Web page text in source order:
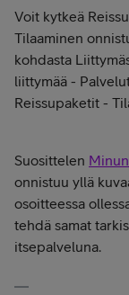
Voit kytkeä
Tilaaminen
kohdasta
liittymää -
Reissupaketit -
Suosittelen
onnistuu yllä
osoitteessa
tehdä samat
itsepalveluna.